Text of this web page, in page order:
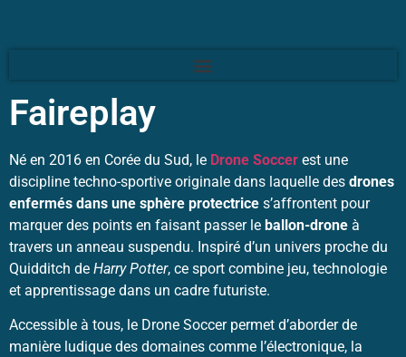
Faireplay
Né en 2016 en Corée du Sud, le Drone Soccer est une
discipline techno-sportive originale dans laquelle des drones
enfermés dans une sphère protectrice s’affrontent pour
marquer des points en faisant passer le ballon-drone à
travers un anneau suspendu. Inspiré d’un univers proche du
Quidditch de Harry Potter, ce sport combine jeu, technologie
et apprentissage dans un cadre futuriste.
Accessible à tous, le Drone Soccer permet d’aborder de
manière ludique des domaines comme l’électronique, la